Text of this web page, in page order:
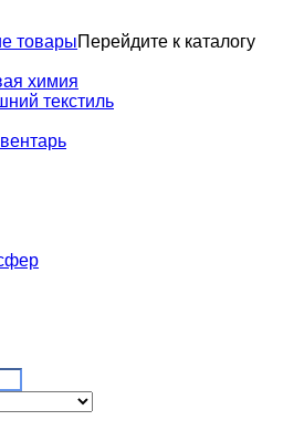
товарыПерейдите к каталогу
химия
текстиль